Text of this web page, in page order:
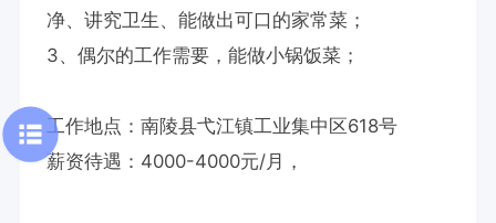
净、讲究卫生、能做出可口的家常菜；
3、偶尔的工作需要，能做小锅饭菜；
工作地点：南陵县弋江镇工业集中区618号
薪资待遇：4000-4000元/月，